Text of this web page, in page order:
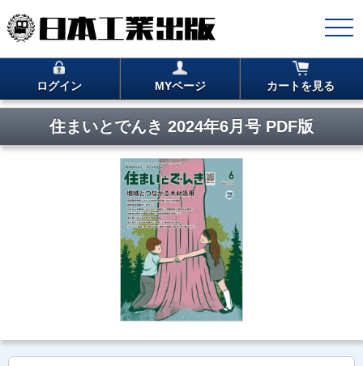
ログイン MYページ カートを見る
住まいとでんき 2024年6月号 PDF版